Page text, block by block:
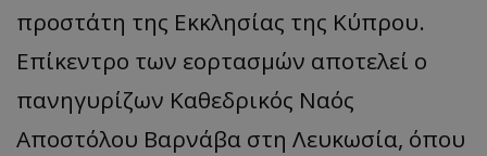
προστάτη της Εκκλησίας της Κύπρου.
Επίκεντρο των εορτασμών αποτελεί ο
πανηγυρίζων Καθεδρικός Ναός
Αποστόλου Βαρνάβα στη Λευκωσία, όπου